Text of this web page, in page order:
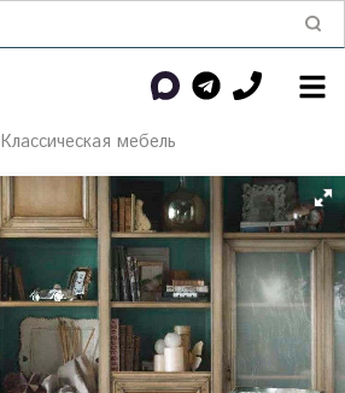
Классическая мебель